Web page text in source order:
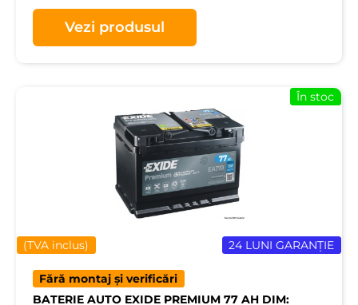
Vezi produsul
24 LUNI GARANȚIE
(TVA inclus)
În stoc
Fără montaj și verificări
BATERIE AUTO EXIDE PREMIUM 77 AH DIM: